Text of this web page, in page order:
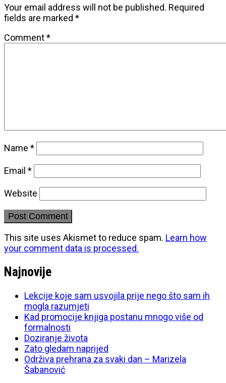
Your email address will not be published. Required
fields are marked *
Comment*
Name *
Email *
Website
This site uses Akismet to reduce spam. Learn how
your comment data is processed.
Najnovije
Lekcije koje sam usvojila prije nego što sam ih
mogla razumjeti
Kad promocije knjiga postanu mnogo više od
formalnosti
Doziranje života
Zato gledam naprijed
Održiva prehrana za svaki dan – Marizela
Šabanović